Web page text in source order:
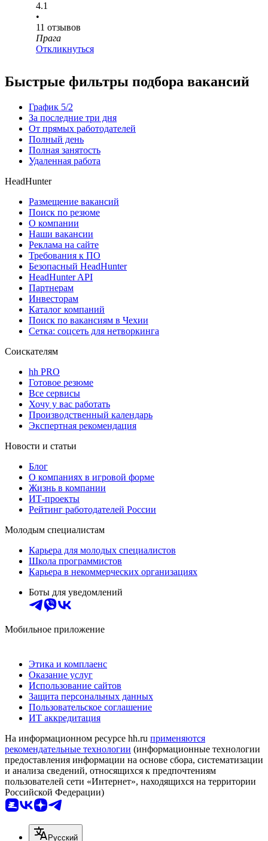
4.1
•
11 отзывов
Прага
Откликнуться
Быстрые фильтры подбора вакансий
График 5/2
За последние три дня
От прямых работодателей
Полный день
Полная занятость
Удаленная работа
HeadHunter
Размещение вакансий
Поиск по резюме
О компании
Наши вакансии
Реклама на сайте
Требования к ПО
Безопасный HeadHunter
HeadHunter API
Партнерам
Инвесторам
Каталог компаний
Поиск по вакансиям в Чехии
Сетка: соцсеть для нетворкинга
Соискателям
hh PRO
Готовое резюме
Все сервисы
Хочу у вас работать
Производственный календарь
Экспертная рекомендация
Новости и статьи
Блог
О компаниях в игровой форме
Жизнь в компании
ИТ-проекты
Рейтинг работодателей России
Молодым специалистам
Карьера для молодых специалистов
Школа программистов
Карьера в некоммерческих организациях
Боты для уведомлений
Мобильное приложение
Этика и комплаенс
Оказание услуг
Использование сайтов
Защита персональных данных
Пользовательское соглашение
ИТ аккредитация
На информационном ресурсе hh.ru применяются
рекомендательные технологии (информационные технологии
предоставления информации на основе сбора, систематизации
и анализа сведений, относящихся к предпочтениям
пользователей сети «Интернет», находящихся на территории
Российской Федерации)
Русский